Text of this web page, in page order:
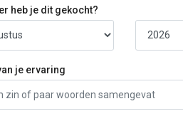
heb je dit gekocht?
je ervaring